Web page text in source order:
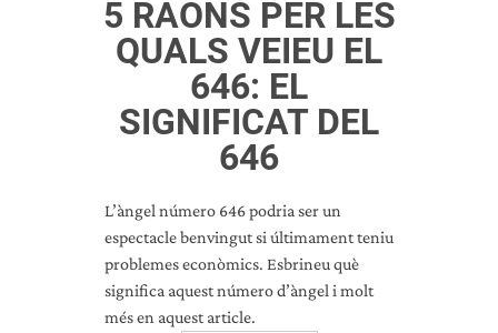
5 RAONS PER LES
QUALS VEIEU EL
646: EL
SIGNIFICAT DEL
646
L’àngel número 646 podria ser un
espectacle benvingut si últimament teniu
problemes econòmics. Esbrineu què
significa aquest número d’àngel i molt
més en aquest article.